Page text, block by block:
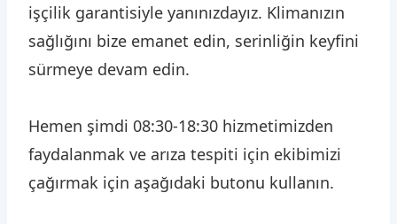
işçilik garantisiyle yanınızdayız. Klimanızın
sağlığını bize emanet edin, serinliğin keyfini
sürmeye devam edin.
Hemen şimdi 08:30-18:30 hizmetimizden
faydalanmak ve arıza tespiti için ekibimizi
çağırmak için aşağıdaki butonu kullanın.